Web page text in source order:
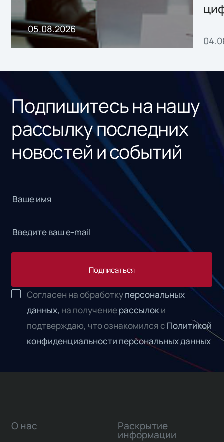
05.08.2026
Подпишитесь на нашу
рассылку последних
новостей и событий
Подписаться
Согласен на обработкуперсональных
данных, на получениерассылоки
подтверждаю, что ознакомился с Политикой
конфиденциальности персональных данных
О нас Раскрытие
информации